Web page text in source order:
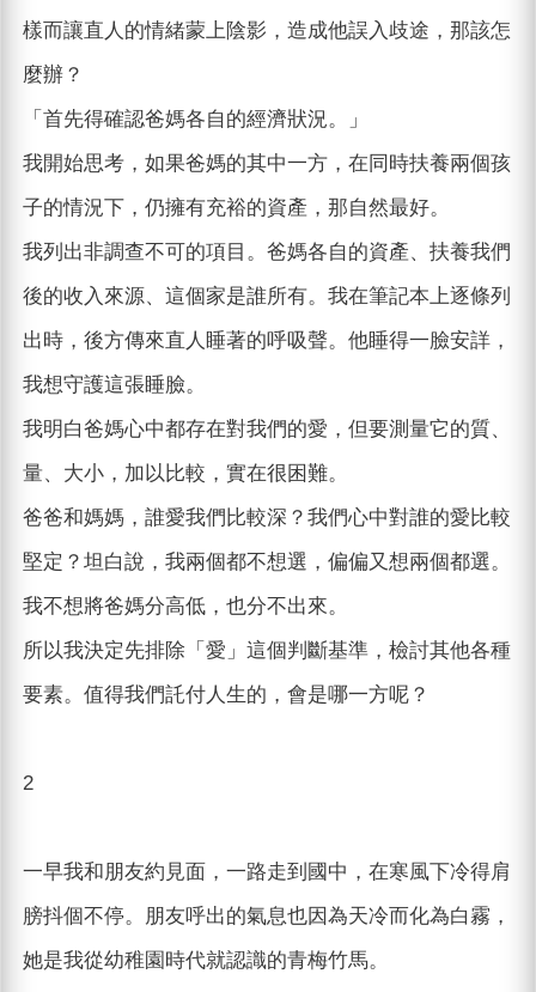
樣而讓直人的情緒蒙上陰影，造成他誤入歧途，那該怎
麼辦？
「首先得確認爸媽各自的經濟狀況。」
我開始思考，如果爸媽的其中一方，在同時扶養兩個孩
子的情況下，仍擁有充裕的資產，那自然最好。
我列出非調查不可的項目。爸媽各自的資產、扶養我們
後的收入來源、這個家是誰所有。我在筆記本上逐條列
出時，後方傳來直人睡著的呼吸聲。他睡得一臉安詳，
我想守護這張睡臉。
我明白爸媽心中都存在對我們的愛，但要測量它的質、
量、大小，加以比較，實在很困難。
爸爸和媽媽，誰愛我們比較深？我們心中對誰的愛比較
堅定？坦白說，我兩個都不想選，偏偏又想兩個都選。
我不想將爸媽分高低，也分不出來。
所以我決定先排除「愛」這個判斷基準，檢討其他各種
要素。值得我們託付人生的，會是哪一方呢？
2
一早我和朋友約見面，一路走到國中，在寒風下冷得肩
膀抖個不停。朋友呼出的氣息也因為天冷而化為白霧，
她是我從幼稚園時代就認識的青梅竹馬。